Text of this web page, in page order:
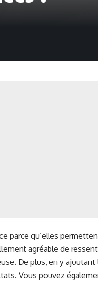
parce qu’elles
agréable de
De plus, en y ajoutant
Vous pouvez